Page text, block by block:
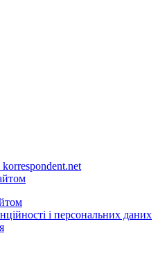
korrespondent.net
і персональних даних